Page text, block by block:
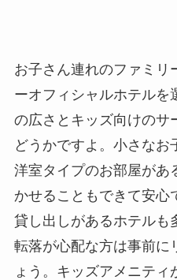
お子さん連れのファミリ
ーオフィシャルホテルを
の広さとキッズ向けのサ
どうかですよ。小さなお
洋室タイプのお部屋があ
かせることもできて安心
貸し出しがあるホテルも
転落が心配な方は事前に
ょう。キッズアメニテ